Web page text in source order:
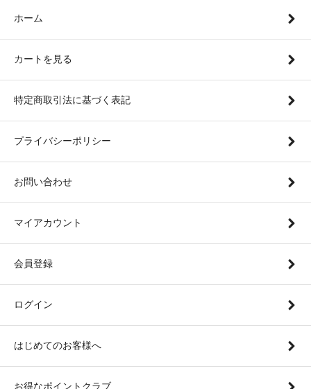
ホーム
カートを見る
特定商取引法に基づく表記
プライバシーポリシー
お問い合わせ
マイアカウント
会員登録
ログイン
はじめてのお客様へ
お得なポイントクラブ